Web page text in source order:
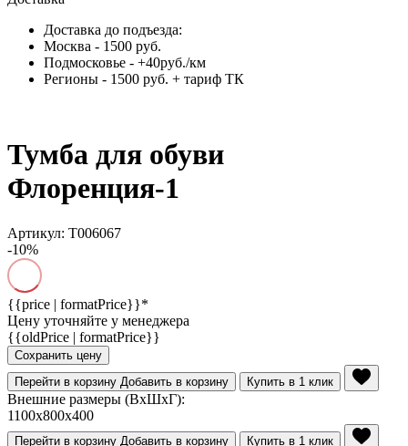
Доставка до подъезда:
Москва - 1500 руб.
Подмосковье - +40руб./км
Регионы - 1500 руб. + тариф ТК
Тумба для обуви
Флоренция-1
Артикул: Т006067
-10%
{{price | formatPrice}}*
Цену уточняйте у менеджера
{{oldPrice | formatPrice}}
Сохранить цену
Перейти в корзину Добавить в корзину Купить в 1 клик
Внешние размеры (ВхШхГ):
1100x800x400
Перейти в корзину Добавить в корзину Купить в 1 клик